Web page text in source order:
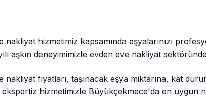
hizmetimiz kapsamında eşyalarınızı
aşkın deneyimimizle evden eve nakliyat
nakliyat fiyatları, taşınacak eşya miktarına, kat
hizmetimizle Büyükçekmece'da en uygun